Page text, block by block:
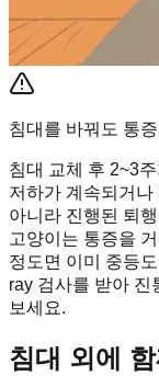
침대를 바꿔도 통
침대 교체 후 2~3
저하가 계속되거
아니라 진행된 퇴
고양이는 통증을
정도면 이미 중등
ray 검사를 받아 진
보세요.
침대 외에